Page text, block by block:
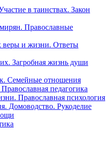
в таинствах. Закон
Православные
веры и жизни. Ответы
Загробная жизнь души
Семейные отношения
педагогика
Православная психология
Домоводство. Рукоделие